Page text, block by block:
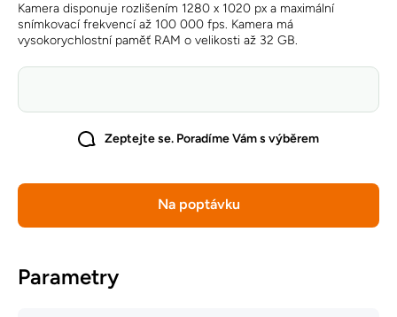
Kamera disponuje rozlišením 1280 x 1020 px a maximální
snímkovací frekvencí až 100 000 fps. Kamera má
vysokorychlostní paměť RAM o velikosti až 32 GB.
Zeptejte se. Poradíme Vám s výběrem
Na poptávku
Parametry